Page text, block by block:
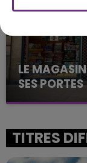
LE
SES PORTES
C'était l'une
fermer ses
TITRES